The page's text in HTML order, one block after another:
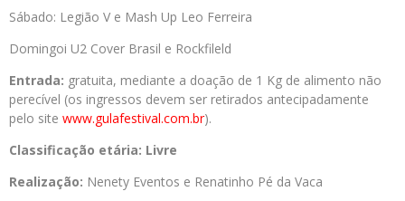
Sábado: Legião V e Mash Up Leo Ferreira
Domingoi U2 Cover Brasil e Rockfileld
Entrada: gratuita, mediante a doação de 1 Kg de alimento não
perecível (os ingressos devem ser retirados antecipadamente
pelo site www.gulafestival.com.br).
Classificação etária: Livre
Realização: Nenety Eventos e Renatinho Pé da Vaca